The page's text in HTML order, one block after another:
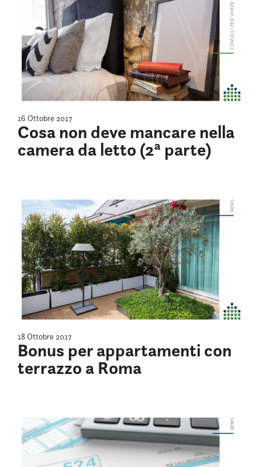
16 Ottobre 2017
Cosa non deve mancare nella
camera da letto (2ª parte)
18 Ottobre 2017
Bonus per appartamenti con
terrazzo a Roma